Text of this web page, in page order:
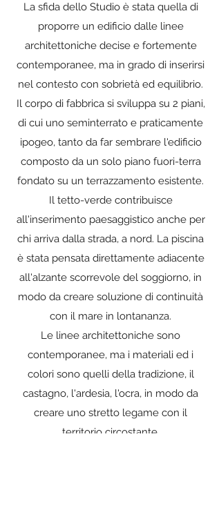
La sfida dello Studio è stata quella di
proporre un edificio dalle linee
architettoniche decise e fortemente
contemporanee, ma in grado di inserirsi
nel contesto con sobrietà ed equilibrio.
Il corpo di fabbrica si sviluppa su 2 piani,
di cui uno seminterrato e praticamente
ipogeo, tanto da far sembrare l'edificio
composto da un solo piano fuori-terra
fondato su un terrazzamento esistente.
Il tetto-verde contribuisce
all'inserimento paesaggistico anche per
chi arriva dalla strada, a nord. La piscina
è stata pensata direttamente adiacente
all'alzante scorrevole del soggiorno, in
modo da creare soluzione di continuità
con il mare in lontananza.
Le linee architettoniche sono
contemporanee, ma i materiali ed i
colori sono quelli della tradizione, il
castagno, l'ardesia, l'ocra, in modo da
creare uno stretto legame con il
territorio circostante.